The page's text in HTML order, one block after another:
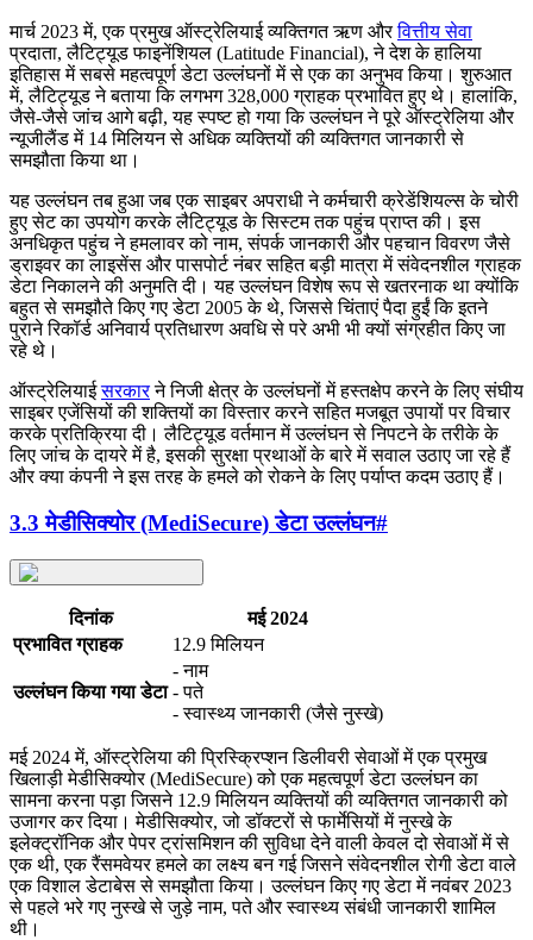
मार्च 2023 में, एक प्रमुख ऑस्ट्रेलियाई व्यक्तिगत ऋण औरवित्तीय सेवा
प्रदाता, लैटिट्यूड फाइनेंशियल (Latitude Financial), ने देश के हालिया
इतिहास में सबसे महत्वपूर्ण डेटा उल्लंघनों में से एक का अनुभव किया। शुरुआत
में, लैटिट्यूड ने बताया कि लगभग 328,000 ग्राहक प्रभावित हुए थे। हालांकि,
जैसे-जैसे जांच आगे बढ़ी, यह स्पष्ट हो गया कि उल्लंघन ने पूरे ऑस्ट्रेलिया और
न्यूजीलैंड में 14 मिलियन से अधिक व्यक्तियों की व्यक्तिगत जानकारी से
समझौता किया था।
यह उल्लंघन तब हुआ जब एक साइबर अपराधी ने कर्मचारी क्रेडेंशियल्स के चोरी
हुए सेट का उपयोग करके लैटिट्यूड के सिस्टम तक पहुंच प्राप्त की। इस
अनधिकृत पहुंच ने हमलावर को नाम, संपर्क जानकारी और पहचान विवरण जैसे
ड्राइवर का लाइसेंस और पासपोर्ट नंबर सहित बड़ी मात्रा में संवेदनशील ग्राहक
डेटा निकालने की अनुमति दी। यह उल्लंघन विशेष रूप से खतरनाक था क्योंकि
बहुत से समझौते किए गए डेटा 2005 के थे, जिससे चिंताएं पैदा हुईं कि इतने
पुराने रिकॉर्ड अनिवार्य प्रतिधारण अवधि से परे अभी भी क्यों संग्रहीत किए जा
रहे थे।
ऑस्ट्रेलियाईसरकारने निजी क्षेत्र के उल्लंघनों में हस्तक्षेप करने के लिए संघीय
साइबर एजेंसियों की शक्तियों का विस्तार करने सहित मजबूत उपायों पर विचार
करके प्रतिक्रिया दी। लैटिट्यूड वर्तमान में उल्लंघन से निपटने के तरीके के
लिए जांच के दायरे में है, इसकी सुरक्षा प्रथाओं के बारे में सवाल उठाए जा रहे हैं
और क्या कंपनी ने इस तरह के हमले को रोकने के लिए पर्याप्त कदम उठाए हैं।
3.3 मेडीसिक्योर (MediSecure) डेटा उल्लंघन#
दिनांक
मई 2024
प्रभावित ग्राहक
12.9 मिलियन
उल्लंघन किया गया डेटा
- नाम
- पते
- स्वास्थ्य जानकारी (जैसे नुस्खे)
मई 2024 में, ऑस्ट्रेलिया की प्रिस्क्रिप्शन डिलीवरी सेवाओं में एक प्रमुख
खिलाड़ी मेडीसिक्योर (MediSecure) को एक महत्वपूर्ण डेटा उल्लंघन का
सामना करना पड़ा जिसने 12.9 मिलियन व्यक्तियों की व्यक्तिगत जानकारी को
उजागर कर दिया। मेडीसिक्योर, जो डॉक्टरों से फार्मेसियों में नुस्खे के
इलेक्ट्रॉनिक और पेपर ट्रांसमिशन की सुविधा देने वाली केवल दो सेवाओं में से
एक थी, एक रैंसमवेयर हमले का लक्ष्य बन गई जिसने संवेदनशील रोगी डेटा वाले
एक विशाल डेटाबेस से समझौता किया। उल्लंघन किए गए डेटा में नवंबर 2023
से पहले भरे गए नुस्खे से जुड़े नाम, पते और स्वास्थ्य संबंधी जानकारी शामिल
थी।